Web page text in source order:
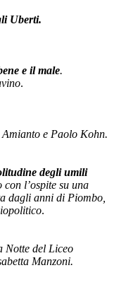
Uberti.
e il male.
.
e Paolo Kohn.
degli umili
l’ospite su una
dagli anni di Piombo,
.
Notte del Liceo
Manzoni.